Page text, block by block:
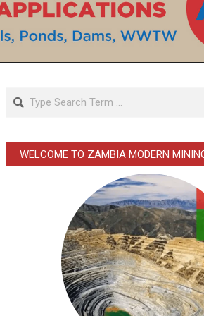
Search
WELCOME TO ZAMBIA MODERN